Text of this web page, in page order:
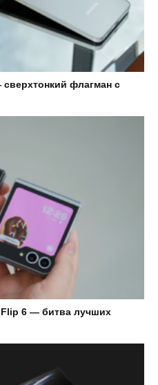
флагман с
6 — битва лучших